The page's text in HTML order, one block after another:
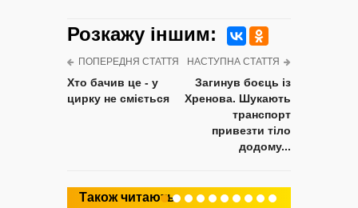
Розкажу iншим:
ПОПЕРЕДНЯ СТАТТЯ
Хто бачив це - у
цирку не сміється
НАСТУПНА СТАТТЯ
Загинув боєць із
Хренова. Шукають
транспорт
привезти тіло
додому...
Також читають